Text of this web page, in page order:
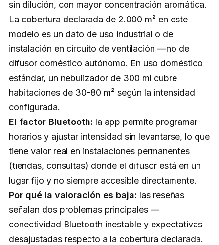
sin dilución, con mayor concentración aromática.
La cobertura declarada de 2.000 m² en este
modelo es un dato de uso industrial o de
instalación en circuito de ventilación —no de
difusor doméstico autónomo. En uso doméstico
estándar, un nebulizador de 300 ml cubre
habitaciones de 30-80 m² según la intensidad
configurada.
El factor Bluetooth: la app permite programar
horarios y ajustar intensidad sin levantarse, lo que
tiene valor real en instalaciones permanentes
(tiendas, consultas) donde el difusor está en un
lugar fijo y no siempre accesible directamente.
Por qué la valoración es baja: las reseñas
señalan dos problemas principales —
conectividad Bluetooth inestable y expectativas
desajustadas respecto a la cobertura declarada.